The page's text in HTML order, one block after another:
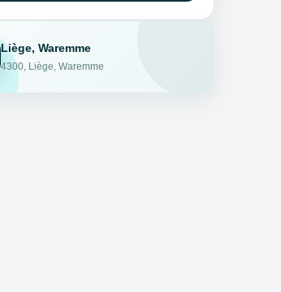
Liège, Waremme
4300, Liège, Waremme